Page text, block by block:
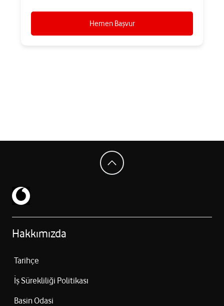
Hemen Başvur
Hakkımızda
Tarihçe
İş Sürekliliği Politikası
Basin Odasi